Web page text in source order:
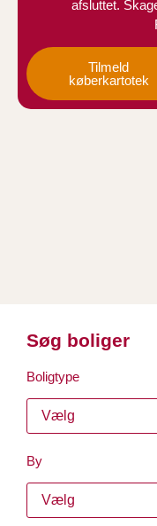
afsluttet.
Tilmeld
køberkartotek
Søg boliger
Boligtype
Vælg
By
Vælg